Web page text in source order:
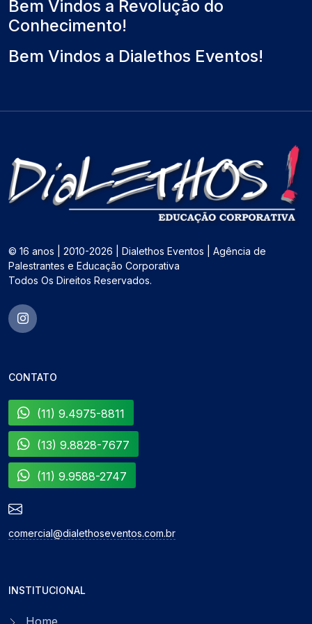
Bem Vindos a Revolução do
Conhecimento!
Bem Vindos a Dialethos Eventos!
© 16 anos | 2010-2026 | Dialethos Eventos | Agência de
Palestrantes e Educação Corporativa
Todos Os Direitos Reservados.
CONTATO
(11) 9.4975-8811
(13) 9.8828-7677
(11) 9.9588-2747
comercial@dialethoseventos.com.br
INSTITUCIONAL